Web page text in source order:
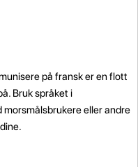
på fransk er en flott
Bruk språket i
eller andre